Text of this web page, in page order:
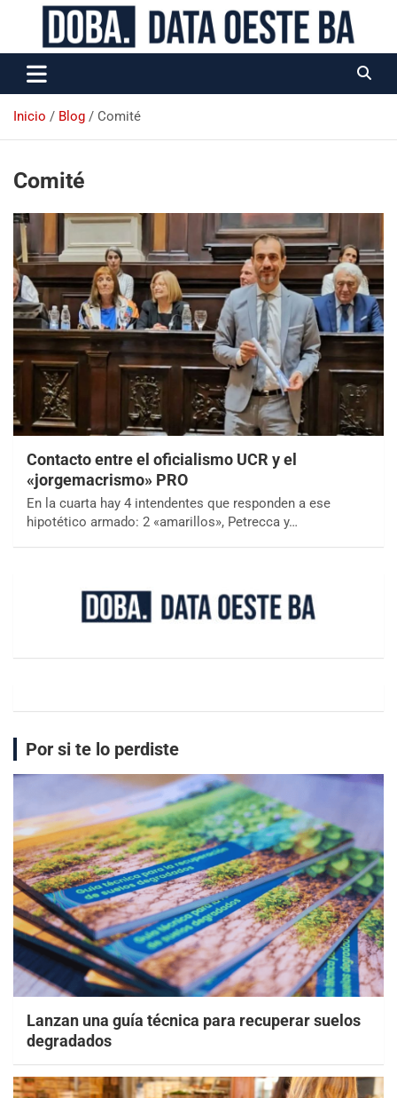
Data Oeste BA
Inicio Blog Comité
Comité
Contacto entre el oficialismo UCR y el
«jorgemacrismo» PRO
En la cuarta hay 4 intendentes que responden a ese
hipotético armado: 2 «amarillos», Petrecca y…
Por si te lo perdiste
Lanzan una guía técnica para recuperar suelos
degradados